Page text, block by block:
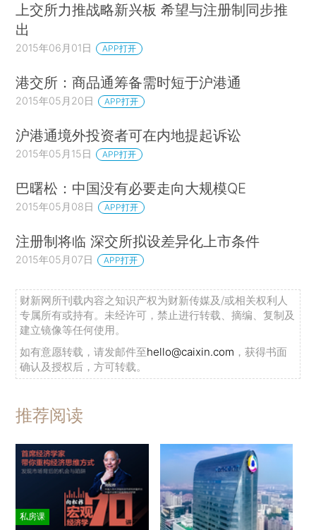
上交所力推战略新兴板 希望与注册制同步推
出
2015年06月01日 APP打开
港交所：商品通筹备需时短于沪港通
2015年05月20日 APP打开
沪港通境外投资者可在内地提起诉讼
2015年05月15日 APP打开
巴曙松：中国没有必要走向大规模QE
2015年05月08日 APP打开
注册制将临 深交所拟设差异化上市条件
2015年05月07日 APP打开
财新网所刊载内容之知识产权为财新传媒及/或相关权利人
专属所有或持有。未经许可，禁止进行转载、摘编、复制及
建立镜像等任何使用。
如有意愿转载，请发邮件至hello@caixin.com ，获得书面
确认及授权后，方可转载。
推荐阅读
私房课